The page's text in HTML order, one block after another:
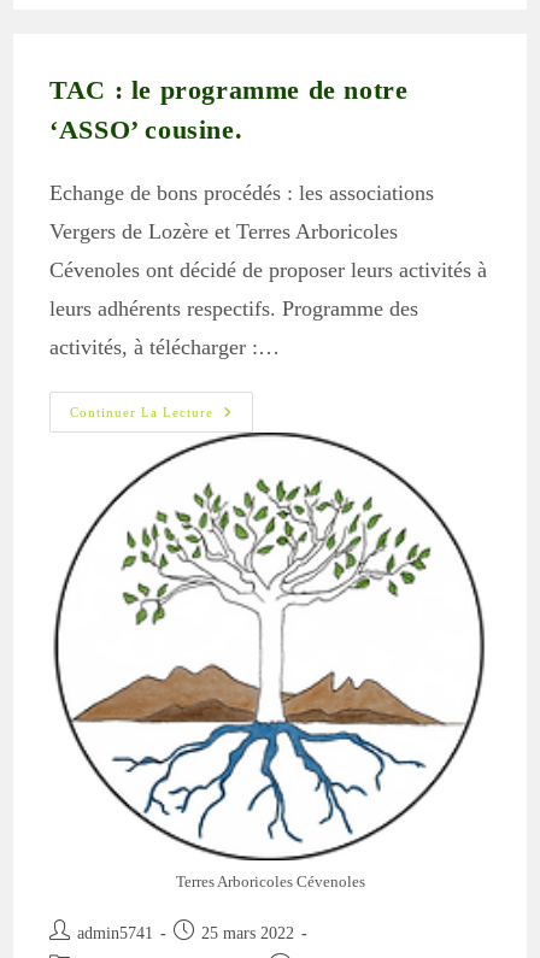
TAC : le programme de notre
‘ASSO’ cousine.
Echange de bons procédés : les associations
Vergers de Lozère et Terres Arboricoles
Cévenoles ont décidé de proposer leurs activités à
leurs adhérents respectifs. Programme des
activités, à télécharger :…
Continuer La Lecture
TAC
:
Le
Notre
‘ASSO’
Cousine.
Terres Arboricoles Cévenoles
Auteur/autrice
admin5741
Publication
25 mars 2022